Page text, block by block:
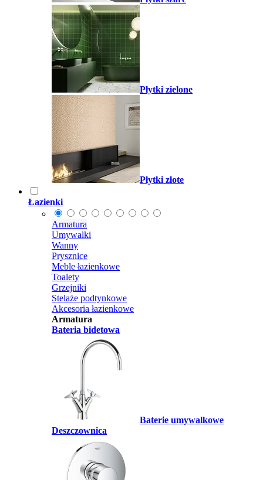
Płytki zielone
Płytki złote
Łazienki
Armatura
Umywalki
Wanny
Prysznice
Meble łazienkowe
Toalety
Grzejniki
Stelaże podtynkowe
Akcesoria łazienkowe
Armatura
Bateria bidetowa
Baterie umywalkowe
Deszczownica